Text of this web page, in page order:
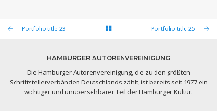
PORTFOLIO TITLE 27
WEB AND PHOTOGRAPHY
PORTFOLIO TITLE 26
Portfolio title 23 Portfolio title 25
HAMBURGER AUTORENVEREINIGUNG
Die Hamburger Autorenvereinigung, die zu den größten
Schriftstellerverbänden Deutschlands zählt, ist bereits seit 1977 ein
wichtiger und unübersehbarer Teil der Hamburger Kultur.